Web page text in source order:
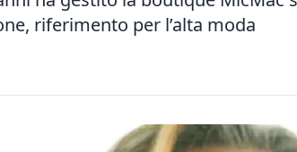
riferimento per l’alta moda